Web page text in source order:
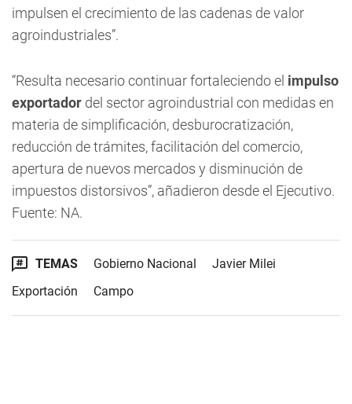
impulsen el crecimiento de las cadenas de valor
agroindustriales”.
“Resulta necesario continuar fortaleciendo el impulso
exportador del sector agroindustrial con medidas en
materia de simplificación, desburocratización,
reducción de trámites, facilitación del comercio,
apertura de nuevos mercados y disminución de
impuestos distorsivos”, añadieron desde el Ejecutivo.
Fuente: NA.
TEMAS Gobierno Nacional
Javier Milei
Exportación
Campo